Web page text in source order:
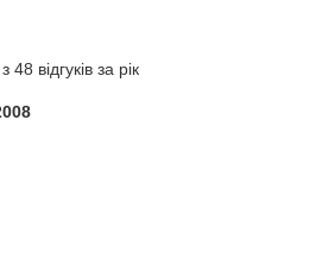
відгуків за рік